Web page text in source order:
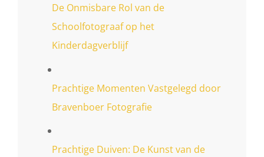
De Onmisbare Rol van de
Schoolfotograaf op het
Kinderdagverblijf
Prachtige Momenten Vastgelegd door
Bravenboer Fotografie
Prachtige Duiven: De Kunst van de